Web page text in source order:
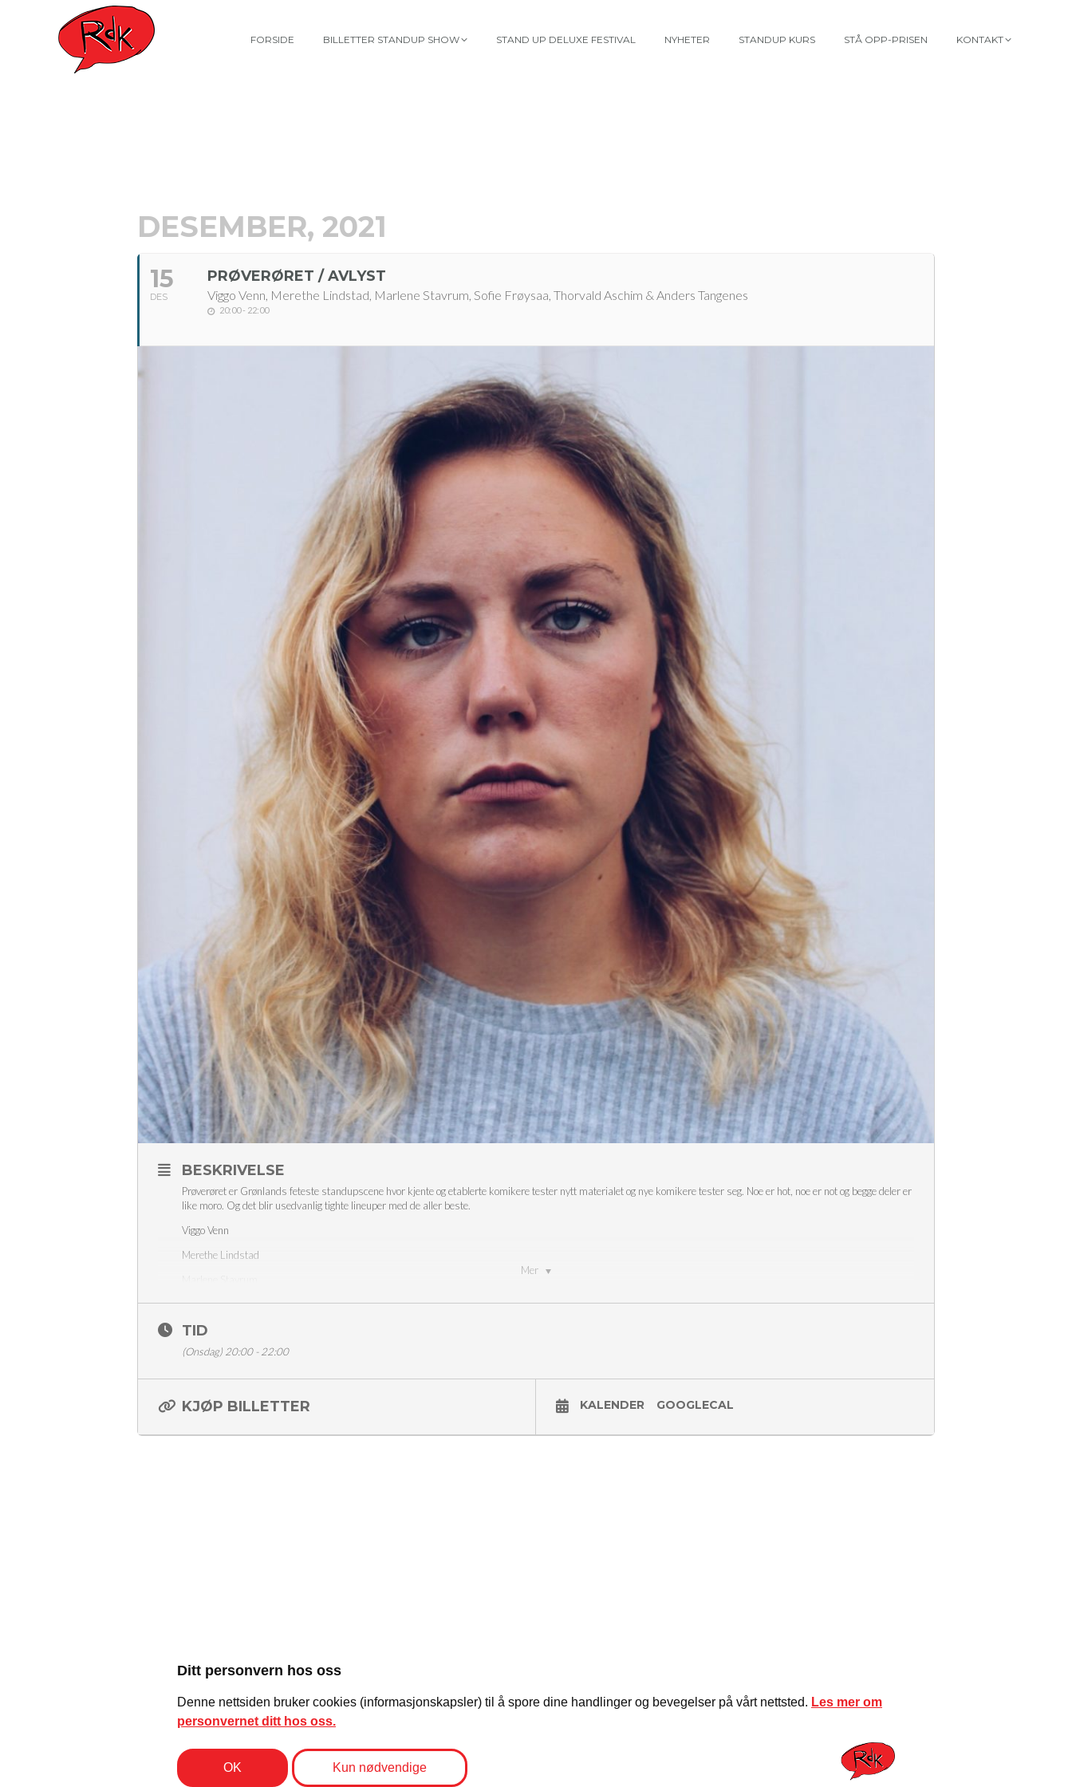
FORSIDE BILLETTER STANDUP SHOW STAND UP DELUXE FESTIVAL NYHETER STANDUP KURS STÅ OPP-PRISEN KONTAKT
DESEMBER, 2021
15
DES
PRØVERØRET / AVLYST
Viggo Venn, Merethe Lindstad, Marlene Stavrum, Sofie Frøysaa, Thorvald Aschim & Anders Tangenes
20:00 - 22:00
Mer
BESKRIVELSE
Prøverøret er Grønlands feteste standupscene hvor kjente og etablerte komikere tester nytt materialet og nye komikere tester seg. Noe er hot, noe er not og begge deler er
like moro. Og det blir usedvanlig tighte lineuper med de aller beste.
Viggo Venn
Merethe Lindstad
Sofie Frøysaa
Thorvald Aschim
Konferansier Anders Tangenes
Inngang 150,- (ink. avgift) KUN SALG PÅ TICKETMASTER
Aldersgrense 18 år
TID
(Onsdag) 20:00 - 22:00
KJØP BILLETTER KALENDER GOOGLECAL
Reis Deg Komikerklubb
Reis Deg Komikerkubb er Norges største og eldste
standupklubb. Vi har dyrket frem komikere siden 1994.
Ditt personvern hos oss
Denne nettsiden bruker cookies (informasjonskapsler) til å spore dine handlinger og bevegelser på vårt nettsted. Les mer om
personvernet ditt hos oss.
OK Kun nødvendige